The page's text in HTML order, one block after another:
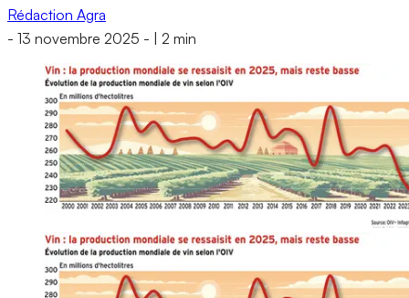
Rédaction Agra
- 13 novembre 2025 - 2 min